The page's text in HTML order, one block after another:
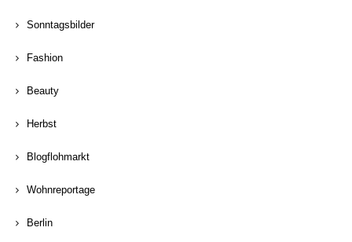
Sonntagsbilder
Fashion
Beauty
Herbst
Blogflohmarkt
Wohnreportage
Berlin